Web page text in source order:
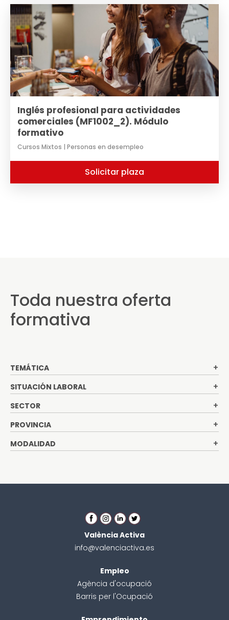
Inglés profesional para actividades
comerciales (MF1002_2). Módulo
formativo
Cursos Mixtos | Personas en desempleo
Solicitar plaza
Toda nuestra oferta
formativa
TEMÁTICA
SITUACIÓN LABORAL
SECTOR
PROVINCIA
MODALIDAD
València Activa
info@valenciactiva.es
Empleo
Agència d'ocupació
Barris per l'Ocupació